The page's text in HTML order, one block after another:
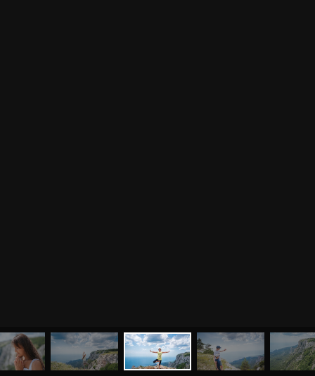
ЙОГА СЕМИНАРЫ МЕНЮ О НАС МАГАЗИН